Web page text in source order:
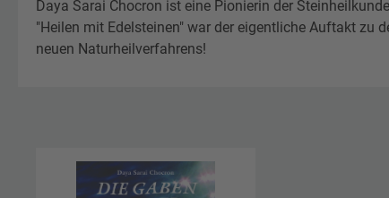
Daya Sarai Chocron ist eine Pionierin der
"Heilen mit Edelsteinen" war der eigentliche Auftakt zu
neuen Naturheilverfahrens!